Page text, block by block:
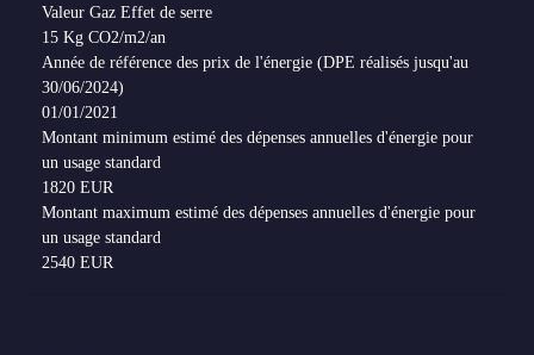
Valeur Gaz Effet de serre
15 Kg CO2/m2/an
Année de référence des prix de l'énergie (DPE réalisés jusqu'au
30/06/2024)
01/01/2021
Montant minimum estimé des dépenses annuelles d'énergie pour
un usage standard
1820 EUR
Montant maximum estimé des dépenses annuelles d'énergie pour
un usage standard
2540 EUR